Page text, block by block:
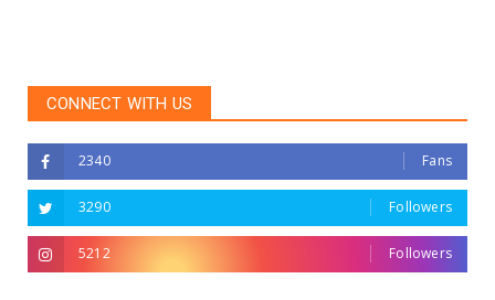
CONNECT WITH US
2340 Fans
3290 Followers
5212 Followers